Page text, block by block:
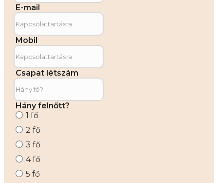
E-mail
Mobil
Csapat létszám
Hány felnőtt?
1 fő
2 fő
3 fő
4 fő
5 fő